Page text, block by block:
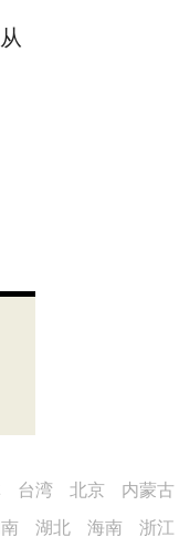
内蒙古
北京
台湾
浙江
海南
湖北